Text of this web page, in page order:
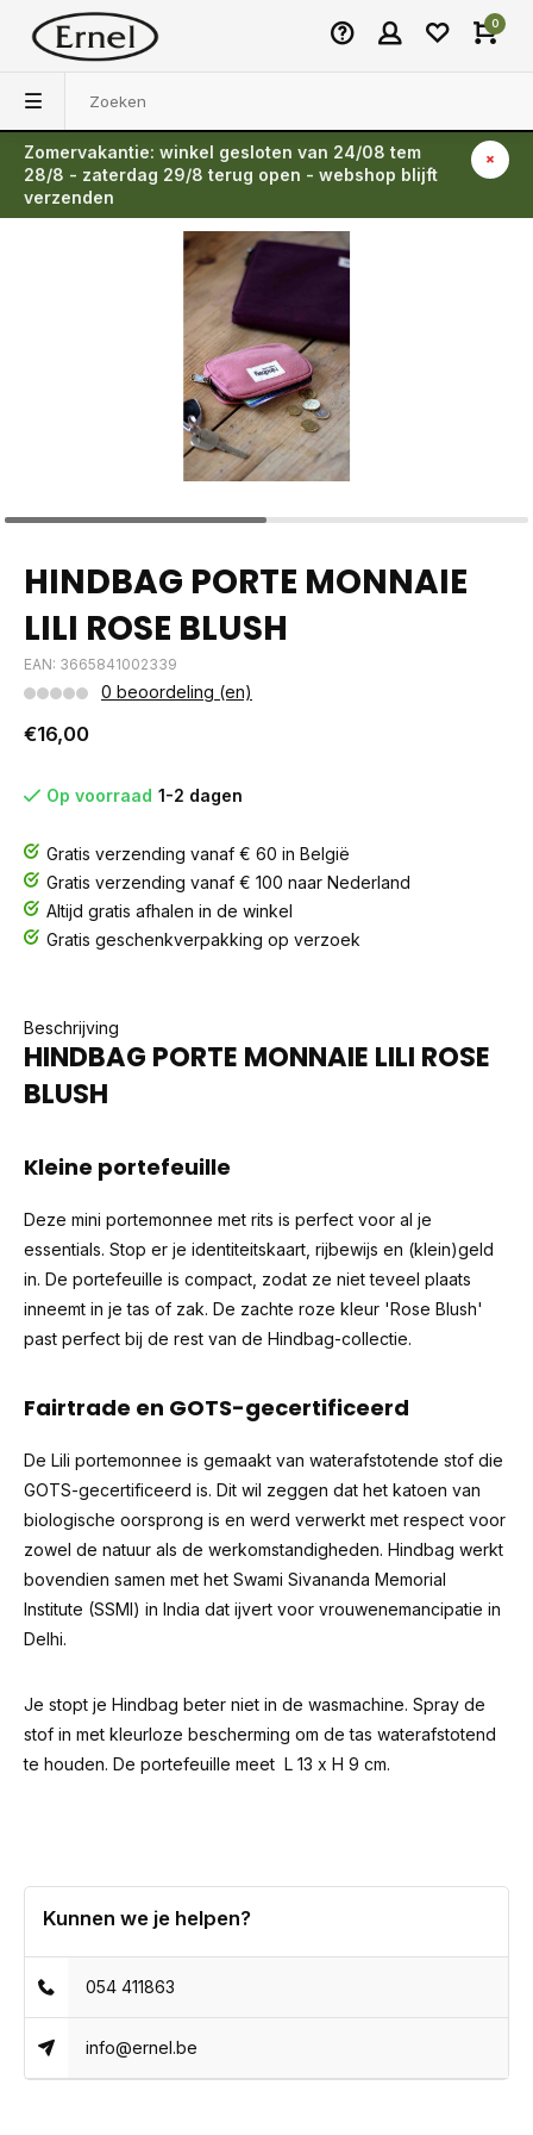
0
Zomervakantie: winkel gesloten van 24/08 tem
28/8 - zaterdag 29/8 terug open - webshop blijft
verzenden
Terug
HINDBAG PORTE MONNAIE
LILI ROSE BLUSH
EAN: 3665841002339
0 beoordeling (en)
€16,00
Op voorraad 1-2 dagen
Gratis verzending vanaf € 60 in België
Gratis verzending vanaf € 100 naar Nederland
Altijd gratis afhalen in de winkel
Gratis geschenkverpakking op verzoek
Beschrijving
HINDBAG PORTE MONNAIE LILI ROSE
BLUSH
Kleine portefeuille
Deze mini portemonnee met rits is perfect voor al je
essentials. Stop er je identiteitskaart, rijbewijs en (klein)geld
in. De portefeuille is compact, zodat ze niet teveel plaats
inneemt in je tas of zak. De zachte roze kleur 'Rose Blush'
past perfect bij de rest van de Hindbag-collectie.
Fairtrade en GOTS-gecertificeerd
De Lili portemonnee is gemaakt van waterafstotende stof die
GOTS-gecertificeerd is. Dit wil zeggen dat het katoen van
biologische oorsprong is en werd verwerkt met respect voor
zowel de natuur als de werkomstandigheden. Hindbag werkt
bovendien samen met het Swami Sivananda Memorial
Institute (SSMI) in India dat ijvert voor vrouwenemancipatie in
Delhi.
Je stopt je Hindbag beter niet in de wasmachine. Spray de
stof in met kleurloze bescherming om de tas waterafstotend
te houden. De portefeuille meet L 13 x H 9 cm.
Kunnen we je helpen?
054 411863
info@ernel.be